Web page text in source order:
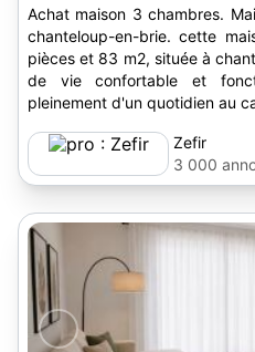
Achat maison 3 chambres.
chanteloup-en-brie. cette
pièces et 83 m2, située à
de vie confortable et
pleinement d'un quotidien au
Zefir
3 000